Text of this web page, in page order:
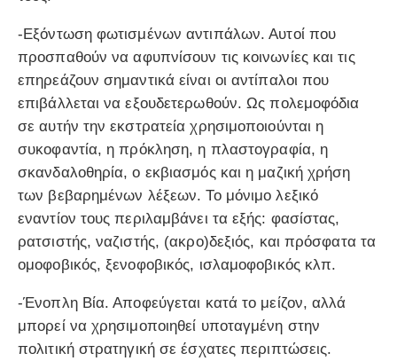
-Εξόντωση φωτισμένων αντιπάλων. Αυτοί που
προσπαθούν να αφυπνίσουν τις κοινωνίες και τις
επηρεάζουν σημαντικά είναι οι αντίπαλοι που
επιβάλλεται να εξουδετερωθούν. Ως πολεμοφόδια
σε αυτήν την εκστρατεία χρησιμοποιούνται η
συκοφαντία, η πρόκληση, η πλαστογραφία, η
σκανδαλοθηρία, ο εκβιασμός και η μαζική χρήση
των βεβαρημένων λέξεων. Το μόνιμο λεξικό
εναντίον τους περιλαμβάνει τα εξής: φασίστας,
ρατσιστής, ναζιστής, (ακρο)δεξιός, και πρόσφατα τα
ομοφοβικός, ξενοφοβικός, ισλαμοφοβικός κλπ.
-Ένοπλη Βία. Αποφεύγεται κατά το μείζον, αλλά
μπορεί να χρησιμοποιηθεί υποταγμένη στην
πολιτική στρατηγική σε έσχατες περιπτώσεις.